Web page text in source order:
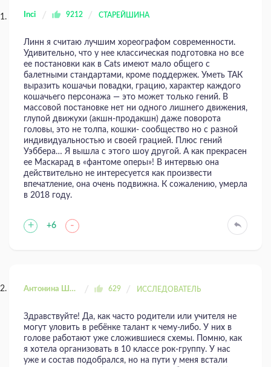
Inci 9212 СТАРЕЙШИНА
Линн я считаю лучшим хореографом современности.
Удивительно, что у нее классическая подготовка но все
ее постановки как в Cats имеют мало общего с
балетными стандартами, кроме поддержек. Уметь ТАК
выразить кошачьи повадки, грацию, характер каждого
кошачьего персонажа — это может только гений. В
массовой постановке нет ни одного лишнего движения,
глупой движухи (акшн-продакшн) даже поворота
головы, это не толпа, кошки- сообщество но с разной
индивидуальностью и своей грацией. Плюс гений
Уэббера… Я вышла с этого шоу другой. А как прекрасен
ее Маскарад в «фантоме оперы»! В интервью она
действительно не интересуется как произвести
впечатление, она очень подвижна. К сожалению, умерла
в 2018 году.
+ +6 -
Антонина Шахтаренко 629 ИССЛЕДОВАТЕЛЬ
Здравствуйте! Да, как часто родители или учителя не
могут уловить в ребёнке талант к чему-либо. У них в
голове работают уже сложившиеся схемы. Помню, как
я хотела организовать в 10 классе рок-группу. У нас
уже и состав подобрался, но на пути у меня встали